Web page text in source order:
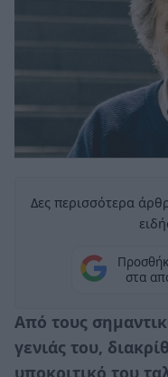
Δες περισσότερα
στα
Από τους
γενιάς του,
υποκριτικό του